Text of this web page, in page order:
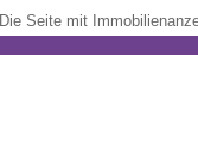
Die Seite mit